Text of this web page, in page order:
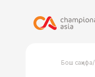
Бош саҳифа/